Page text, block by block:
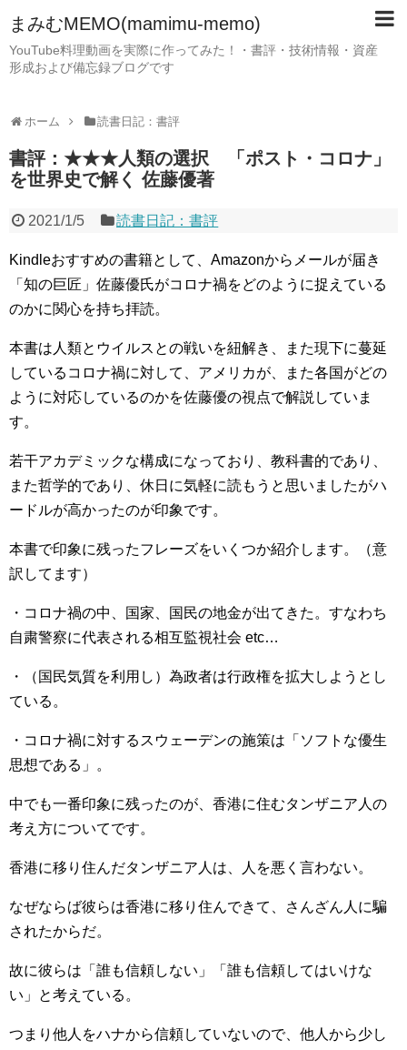
まみむMEMO(mamimu-memo)
YouTube料理動画を実際に作ってみた！・書評・技術情報・資産
形成および備忘録ブログです
ホーム 読書日記：書評
書評：★★★人類の選択 「ポスト・コロナ」
を世界史で解く 佐藤優著
2021/1/5 読書日記：書評
Kindleおすすめの書籍として、Amazonからメールが届き
「知の巨匠」佐藤優氏がコロナ禍をどのように捉えている
のかに関心を持ち拝読。
本書は人類とウイルスとの戦いを紐解き、また現下に蔓延
しているコロナ禍に対して、アメリカが、また各国がどの
ように対応しているのかを佐藤優の視点で解説していま
す。
若干アカデミックな構成になっており、教科書的であり、
また哲学的であり、休日に気軽に読もうと思いましたがハ
ードルが高かったのが印象です。
本書で印象に残ったフレーズをいくつか紹介します。（意
訳してます）
・コロナ禍の中、国家、国民の地金が出てきた。すなわち
自粛警察に代表される相互監視社会 etc…
・（国民気質を利用し）為政者は行政権を拡大しようとし
ている。
・コロナ禍に対するスウェーデンの施策は「ソフトな優生
思想である」。
中でも一番印象に残ったのが、香港に住むタンザニア人の
考え方についてです。
香港に移り住んだタンザニア人は、人を悪く言わない。
なぜならば彼らは香港に移り住んできて、さんざん人に騙
されたからだ。
故に彼らは「誰も信頼しない」「誰も信頼してはいけな
い」と考えている。
つまり他人をハナから信頼していないので、他人から少し